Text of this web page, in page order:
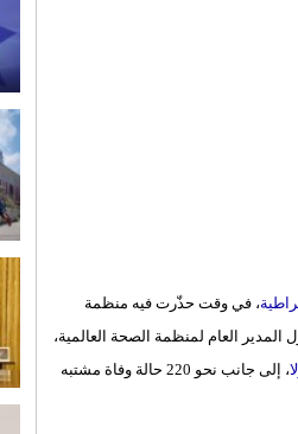
، في وقت حذّرت فيه منظمة
العام لمنظمة الصحة العالمية،
، إلى جانب نحو 220 حالة وفاة مشتبه